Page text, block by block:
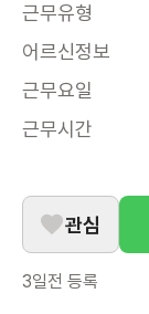
근무유형
어르신정보
근무요일
근무시간
관심
3일전 등록